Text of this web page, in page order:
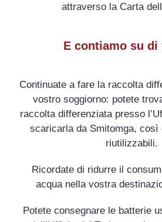
attraverso la Carta
E contiamo su di
Continuate a fare la raccolta
vostro soggiorno: potete
raccolta differenziata presso
scaricarla da Smitomga, così
riutilizzabili.
Ricordate di ridurre il
acqua nella vostra
Potete consegnare le batterie